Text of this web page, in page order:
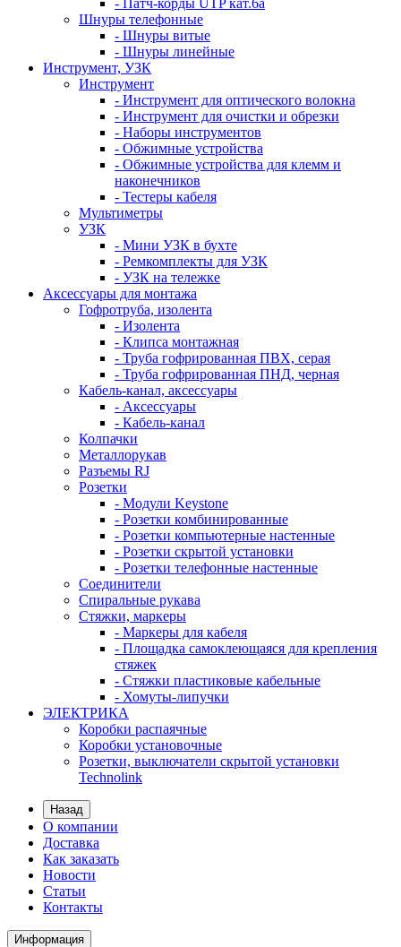
- Патч-корды UTP кат.6а
Шнуры телефонные
- Шнуры витые
- Шнуры линейные
Инструмент, УЗК
Инструмент
- Инструмент для оптического волокна
- Инструмент для очистки и обрезки
- Наборы инструментов
- Обжимные устройства
- Обжимные устройства для клемм и
наконечников
- Тестеры кабеля
Мультиметры
УЗК
- Мини УЗК в бухте
- Ремкомплекты для УЗК
- УЗК на тележке
Аксессуары для монтажа
Гофротруба, изолента
- Изолента
- Клипса монтажная
- Труба гофрированная ПВХ, серая
- Труба гофрированная ПНД, черная
Кабель-канал, аксессуары
- Аксессуары
- Кабель-канал
Колпачки
Металлорукав
Разъемы RJ
Розетки
- Модули Keystone
- Розетки комбинированные
- Розетки компьютерные настенные
- Розетки скрытой установки
- Розетки телефонные настенные
Соединители
Спиральные рукава
Стяжки, маркеры
- Маркеры для кабеля
- Площадка самоклеющаяся для крепления
стяжек
- Стяжки пластиковые кабельные
- Хомуты-липучки
ЭЛЕКТРИКА
Коробки распаячные
Коробки установочные
Розетки, выключатели скрытой установки
Technolink
Назад
О компании
Доставка
Как заказать
Новости
Статьи
Контакты
Информация